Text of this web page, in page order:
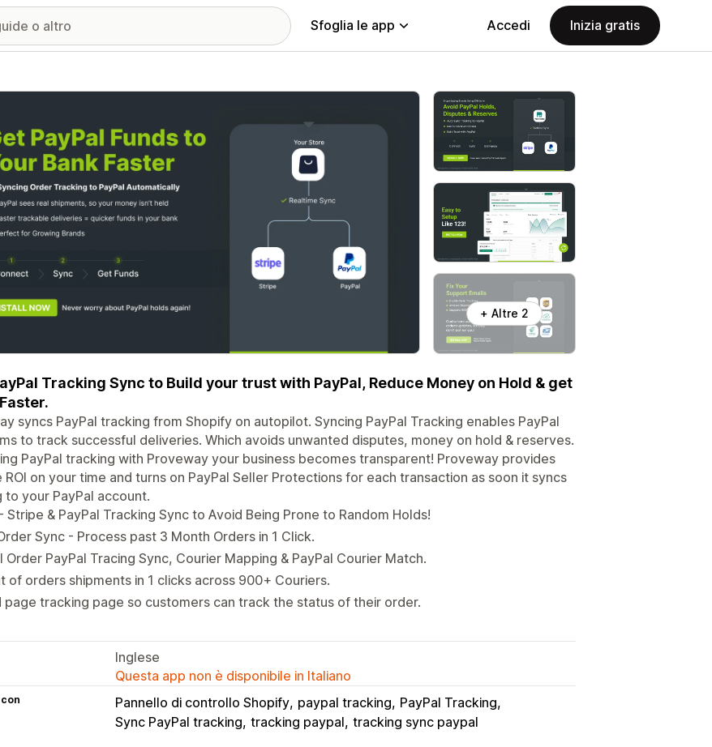
Sfoglia le app Accedi Inizia gratis
in evidenza
+ Altre 2
Tracking Sync to Build your trust with PayPal, Reduce Money on Hold & get
syncs PayPal tracking from Shopify on autopilot. Syncing PayPal Tracking enables PayPal
to track successful deliveries. Which avoids unwanted disputes, money on hold & reserves.
PayPal tracking with Proveway your business becomes transparent! Proveway provides
ROI on your time and turns on PayPal Seller Protections for each transaction as soon it syncs
to your PayPal account.
Stripe & PayPal Tracking Sync to Avoid Being Prone to Random Holds!
Sync - Process past 3 Month Orders in 1 Click.
Order PayPal Tracing Sync, Courier Mapping & PayPal Courier Match.
of orders shipments in 1 clicks across 900+ Couriers.
page tracking page so customers can track the status of their order.
Inglese
Questa app non è disponibile in Italiano
Pannello di controllo Shopify paypal tracking PayPal Tracking
Sync PayPal tracking tracking paypal tracking sync paypal